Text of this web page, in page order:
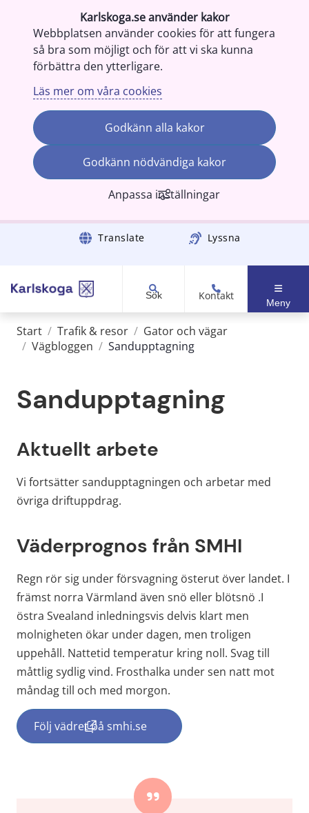
Karlskoga.se använder kakor
Webbplatsen använder cookies för att fungera
så bra som möjligt och för att vi ska kunna
förbättra den ytterligare.
Läs mer om våra cookies
Godkänn alla kakor
Godkänn nödvändiga kakor
Anpassa inställningar
Gå till innehåll Translate Lyssna
Sök Kontakt
Meny
Start / Trafik & resor / Gator och vägar
/ Vägbloggen / Sandupptagning
Sandupptagning
Aktuellt arbete
Vi fortsätter sandupptagningen och arbetar med
övriga driftuppdrag.
Väderprognos från SMHI
Regn rör sig under försvagning österut över landet. I
främst norra Värmland även snö eller blötsnö .I
östra Svealand inledningsvis delvis klart men
molnigheten ökar under dagen, men troligen
uppehåll. Nattetid temperatur kring noll. Svag till
måttlig sydlig vind. Frosthalka under sen natt mot
måndag till och med morgon.
Följ vädret på smhi.se(länk till annan webbplats, öppnas i nytt